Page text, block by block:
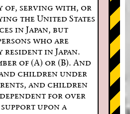
of, serving with, or
the United States
in Japan, but
who are
in Japan.
of (A) or (B). And
and children under
and children
for over
upon a